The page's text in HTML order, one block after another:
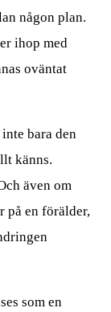
någon plan.
ihop med
oväntat
bara den
känns.
även om
på en förälder,
som en